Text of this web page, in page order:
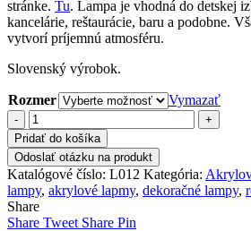
stránke. Tu. Lampa je vhodná do detskej
kancelárie, reštaurácie, baru a podobne.
vytvorí príjemnú atmosféru.
Slovenský výrobok.
Rozmer
Vymazať
množstvo
3D
Lampa
"Motýľ"
L012
Pridať do košíka
Odoslať otázku na produkt
Katalógové číslo: L012 Kategória:
lampy, akrylové lapmy, dekoračné lampy,
Share
Share Tweet Share Pin